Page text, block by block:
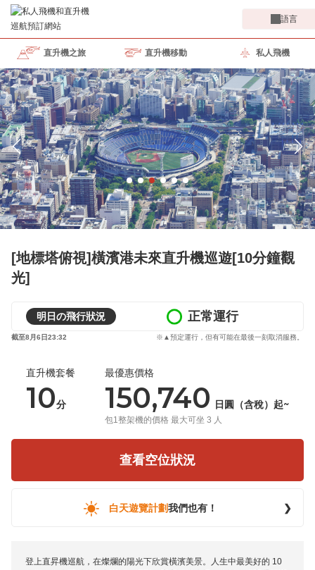
語言
直升機之旅 直升機移動 私人飛機
[地標塔俯視]橫濱港未來直升機巡遊[10分鐘觀
光]
明日の飛行狀況 正常運行
截至8月6日23:32 ※▲預定運行，但有可能在最後一刻取消服務。
登上直昇機巡航，在燦爛的陽光下欣賞橫濱美景。人生中最美好的 10
直升機套餐
10分
最優惠價格
150,740 日圓（含稅）起~
包1整架機的價格 最大可坐 3 人
查看空位狀況
白天遊覽計劃我們也有！ ❯